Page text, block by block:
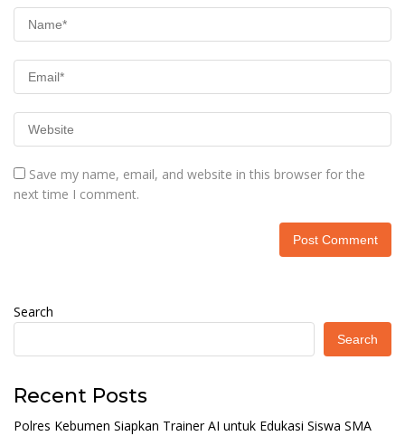
Save my name, email, and website in this browser for the
next time I comment.
Search
Search
Recent Posts
Polres Kebumen Siapkan Trainer AI untuk Edukasi Siswa SMA